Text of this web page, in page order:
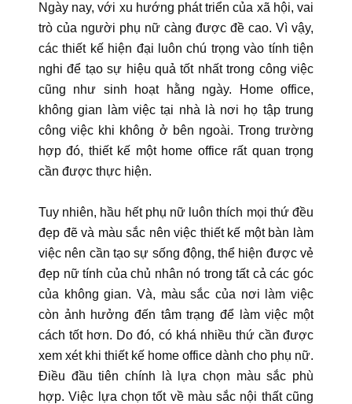
Ngày nay, với xu hướng phát triển của xã hội, vai
trò của người phụ nữ càng được đề cao. Vì vậy,
các thiết kế hiện đại luôn chú trọng vào tính tiện
nghi để tạo sự hiệu quả tốt nhất trong công việc
cũng như sinh hoạt hằng ngày. Home office,
không gian làm việc tại nhà là nơi họ tập trung
công việc khi không ở bên ngoài. Trong trường
hợp đó, thiết kế một home office rất quan trọng
cần được thực hiện.
Tuy nhiên, hầu hết phụ nữ luôn thích mọi thứ đều
đẹp đẽ và màu sắc nên việc thiết kế một bàn làm
việc nên cần tạo sự sống động, thể hiện được vẻ
đẹp nữ tính của chủ nhân nó trong tất cả các góc
của không gian. Và, màu sắc của nơi làm việc
còn ảnh hưởng đến tâm trạng để làm việc một
cách tốt hơn. Do đó, có khá nhiều thứ cần được
xem xét khi thiết kế home office dành cho phụ nữ.
Điều đầu tiên chính là lựa chọn màu sắc phù
hợp. Việc lựa chọn tốt về màu sắc nội thất cũng